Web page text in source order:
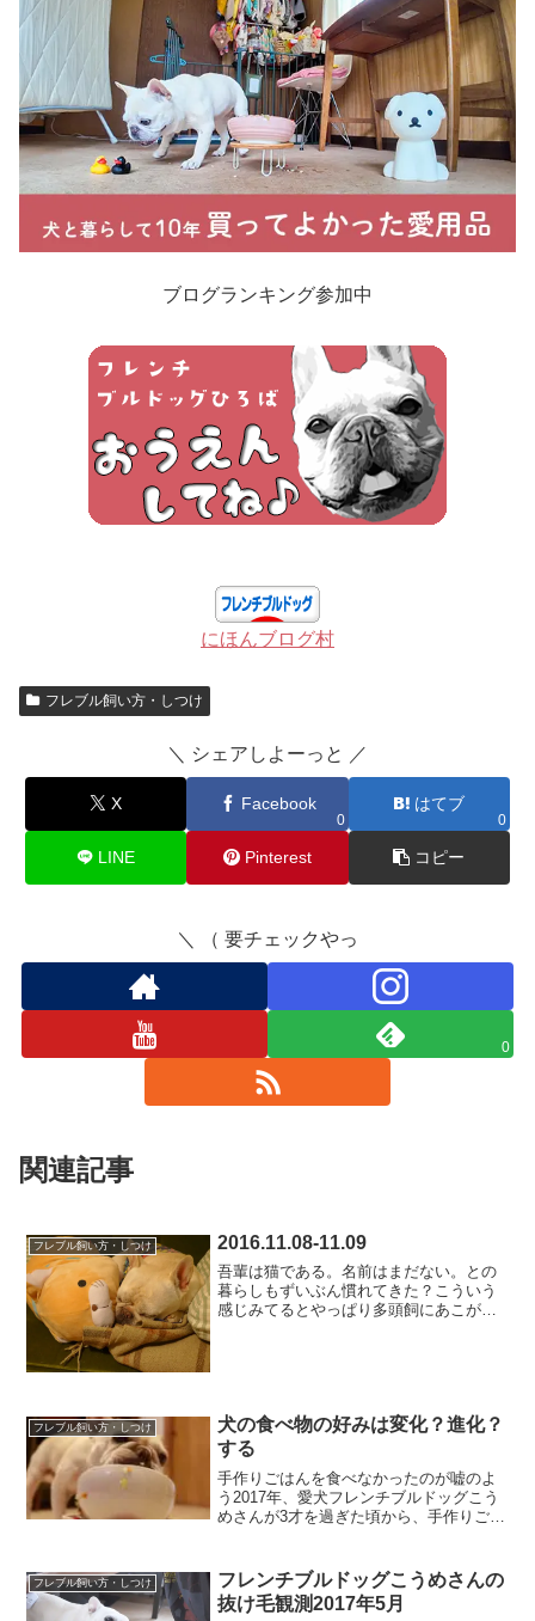
ブログランキング参加中
にほんブログ村
フレブル飼い方・しつけ
＼ シェアしよーっと ／
X Facebook
0
はてブ
0
LINE Pinterest コピー
＼ （ 要チェックやっ
0
関連記事
フレブル飼い方・しつけ 2016.11.08-11.09
吾輩は猫である。名前はまだない。との
暮らしもずいぶん慣れてきた？こういう
感じみてるとやっぱり多頭飼にあこがれ
フレブル飼い方・しつけ
犬の食べ物の好みは変化？進化？
する
手作りごはんを食べなかったのが嘘のよ
う2017年、愛犬フレンチブルドッグこう
めさんが3才を過ぎた頃から、手作りごは
替えは、じっくりと時間をかけてやって
いたつもりですが、...
フレブル飼い方・しつけ
フレンチブルドッグこうめさんの
抜け毛観測2017年5月